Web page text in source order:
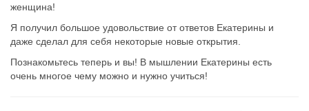
женщина!
Я получил большое удовольствие от ответов Екатерины и
даже сделал для себя некоторые новые открытия.
Познакомьтесь теперь и вы! В мышлении Екатерины есть
очень многое чему можно и нужно учиться!